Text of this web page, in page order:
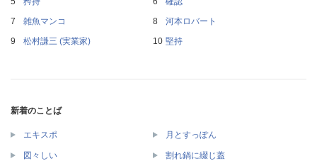
雑魚マンコ
河本ロバート
松村謙三 (実業家)
堅持
新着のことば
エキスポ 月とすっぽん
図々しい 割れ鍋に綴じ蓋